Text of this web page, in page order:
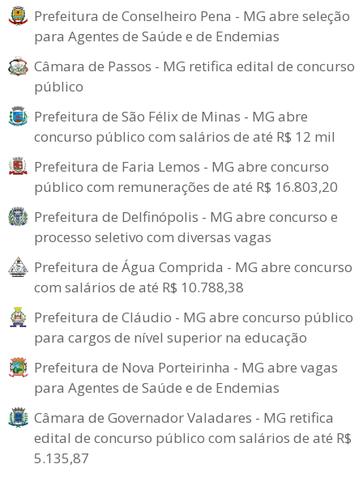
Prefeitura de Conselheiro Pena - MG abre seleção
para Agentes de Saúde e de Endemias
Câmara de Passos - MG retifica edital de concurso
público
Prefeitura de São Félix de Minas - MG abre
concurso público com salários de até R$ 12 mil
Prefeitura de Faria Lemos - MG abre concurso
público com remunerações de até R$ 16.803,20
Prefeitura de Delfinópolis - MG abre concurso e
processo seletivo com diversas vagas
Prefeitura de Água Comprida - MG abre concurso
com salários de até R$ 10.788,38
Prefeitura de Cláudio - MG abre concurso público
para cargos de nível superior na educação
Prefeitura de Nova Porteirinha - MG abre vagas
para Agentes de Saúde e de Endemias
Câmara de Governador Valadares - MG retifica
edital de concurso público com salários de até R$
5.135,87